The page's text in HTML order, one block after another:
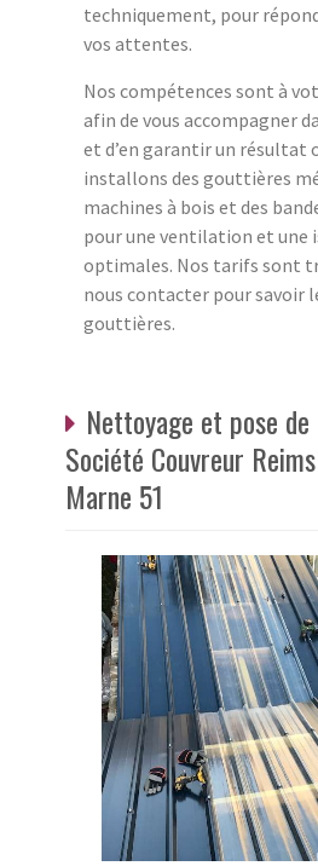
techniquement, pour
vos attentes.
Nos compétences sont à
afin de vous accompagner
et d’en garantir un résultat
installons des gouttières
machines à bois et des
pour une ventilation et une
optimales. Nos tarifs sont
nous contacter pour savoir
gouttières.
Nettoyage et pose
Société Couvreur
Marne 51